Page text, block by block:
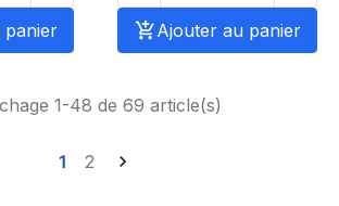
panier
Ajouter au panier
1-48 de 69 article(s)
1 2 